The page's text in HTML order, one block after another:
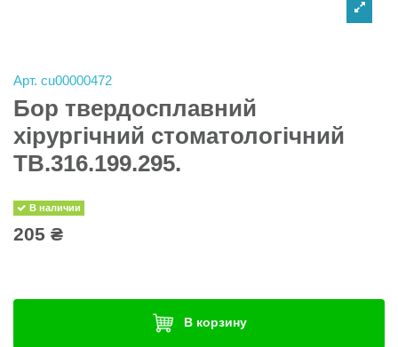
Арт. cu00000472
Бор твердосплавний
хірургічний стоматологічний
TB.316.199.295.
В наличии
205 ₴
В корзину